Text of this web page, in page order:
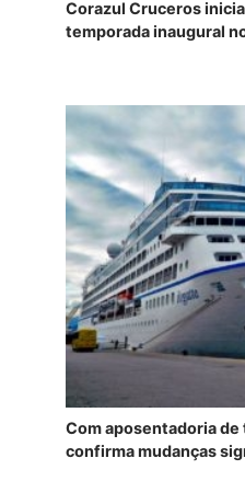
Corazul Cruceros
temporada inaugural
Com aposentadoria
confirma mudanças